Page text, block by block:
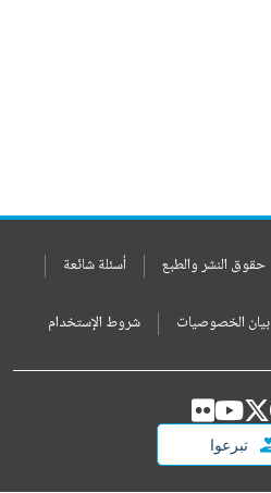
حقوق النشر والطبع أسئلة شائعة
بيان الخصوصيات شروط الإستخدام
تبرعوا